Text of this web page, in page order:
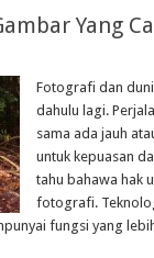
Yang
Fotografi dan
dahulu lagi.
sama ada jauh
untuk kepuasan
tahu bahawa hak
fotografi.
fungsi yang